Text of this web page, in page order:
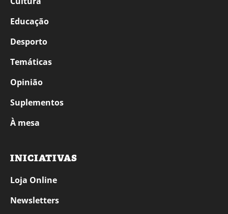
Educação
Desporto
Temáticas
Opinião
Suplementos
À mesa
INICIATIVAS
Loja Online
Newsletters